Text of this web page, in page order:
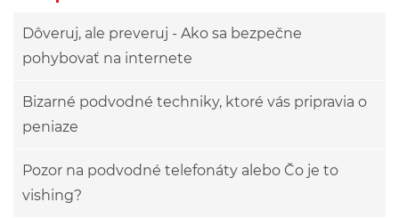
Dôveruj, ale preveruj - Ako sa bezpečne
pohybovať na internete
Bizarné podvodné techniky, ktoré vás pripravia o
peniaze
Pozor na podvodné telefonáty alebo Čo je to
vishing?